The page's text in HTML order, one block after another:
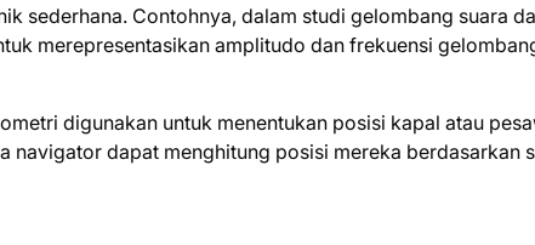
sederhana. Contohnya, dalam studi gelombang suara
merepresentasikan amplitudo dan frekuensi
digunakan untuk menentukan posisi kapal atau
navigator dapat menghitung posisi mereka berdasarkan